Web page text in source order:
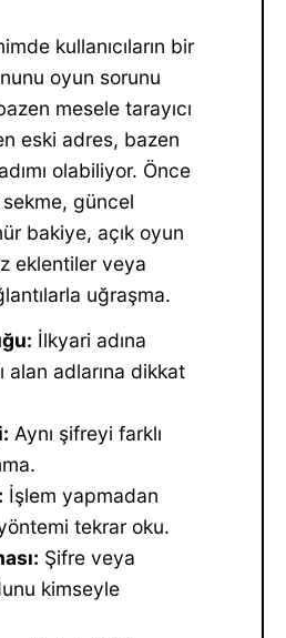
kullanıcıların bir
oyun sorunu
mesele tarayıcı
eski adres, bazen
olabiliyor. Önce
güncel
bakiye, açık oyun
eklentiler veya
uğraşma.
İlkyari adına
alan adlarına dikkat
Aynı şifreyi farklı
İşlem yapmadan
tekrar oku.
Şifre veya
kimseyle